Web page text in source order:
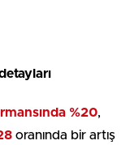
%20,
oranında bir artış